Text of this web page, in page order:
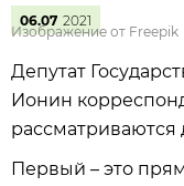
06.07 2021
Изображение от Freepik
Депутат
Ионин
рассматриваются
Первый – это